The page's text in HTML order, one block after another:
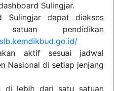
Sulingjar.
Sulingjar dapat diakses
satuan pendidikan
aktif sesuai jadwal
Nasional di setiap jenjang
di lebih dari satu satuan